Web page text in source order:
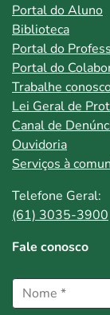
Portal do Aluno
Biblioteca
Portal do
Portal do
Trabalhe
Lei Geral de
Canal de
Ouvidoria
Serviços à
Telefone Geral:
(61) 3035-3900
Fale conosco